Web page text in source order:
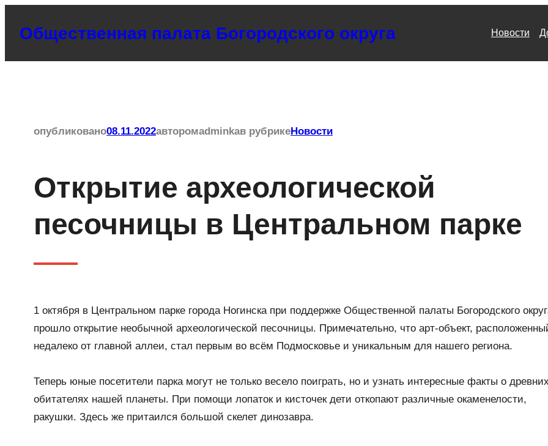
Общественная палата Богородского округа Новости
опубликовано08.11.2022авторомadminkaв рубрикеНовости
Открытие археологической
песочницы в Центральном парке
1 октября в Центральном парке города Ногинска при поддержке Общественной палаты Богородского
прошло открытие необычной археологической песочницы. Примечательно, что арт-объект,
недалеко от главной аллеи, стал первым во всём Подмосковье и уникальным для нашего региона.
Теперь юные посетители парка могут не только весело поиграть, но и узнать интересные факты о древних
обитателях нашей планеты. При помощи лопаток и кисточек дети откопают различные окаменелости,
ракушки. Здесь же притаился большой скелет динозавра.